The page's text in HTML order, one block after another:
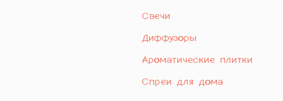
Свечи
Диффузоры
Ароматические плитки
Спреи для дома